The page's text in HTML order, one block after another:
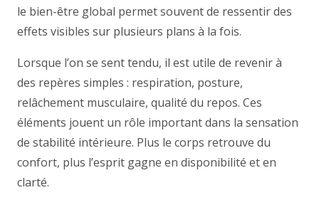
le bien-être global permet souvent de ressentir des
effets visibles sur plusieurs plans à la fois.
Lorsque l’on se sent tendu, il est utile de revenir à
des repères simples : respiration, posture,
relâchement musculaire, qualité du repos. Ces
éléments jouent un rôle important dans la sensation
de stabilité intérieure. Plus le corps retrouve du
confort, plus l’esprit gagne en disponibilité et en
clarté.